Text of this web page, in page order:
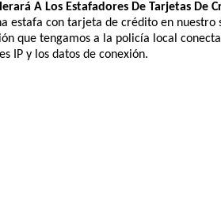
A Los Estafadores De Tarjetas De
estafa con tarjeta de crédito en
que tengamos a la policía local
IP y los datos de conexión.